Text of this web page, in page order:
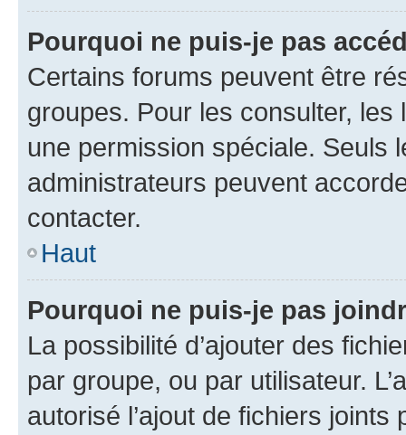
Pourquoi ne puis-je pas
Certains forums peuvent être
groupes. Pour les consulter,
une permission spéciale. Seuls
administrateurs peuvent
contacter.
Haut
Pourquoi ne puis-je pas
La possibilité d’ajouter des
par groupe, ou par utilisateur.
autorisé l’ajout de fichiers